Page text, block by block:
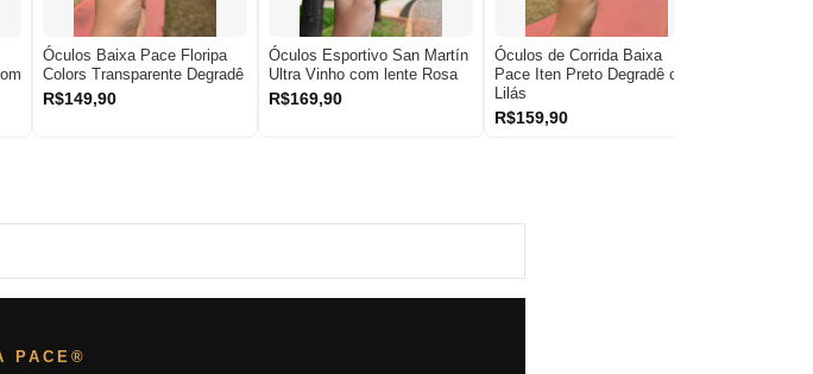
Óculos Baixa Pace Floripa
Colors Transparente Degradê
R$149,90
Óculos Esportivo San Martín
Ultra Vinho com lente Rosa
R$169,90
Óculos de Corrida Baixa
Pace Iten Preto Degradê com
Lilás
R$159,90
PACE®